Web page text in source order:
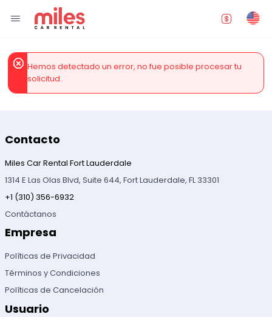
Hemos detectado un error, no fue posible procesar tu
solicitud.
Contacto
Miles Car Rental Fort Lauderdale
1314 E Las Olas Blvd, Suite 644, Fort Lauderdale, FL 33301
+1 (310) 356-6932
Contáctanos
Empresa
Políticas de Privacidad
Términos y Condiciones
Políticas de Cancelación
Usuario